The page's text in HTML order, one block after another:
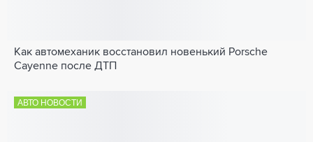
Как автомеханик восстановил новенький Porsche
Cayenne после ДТП
АВТО НОВОСТИ